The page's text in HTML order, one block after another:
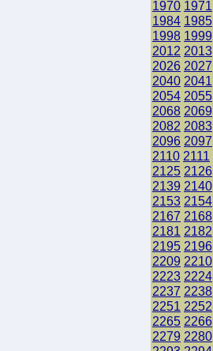
1970 1971
1984 1985
1998 1999
2012 2013
2026 2027
2040 2041
2054 2055
2068 2069
2082 2083
2096 2097
2110 2111
2125 2126
2139 2140
2153 2154
2167 2168
2181 2182
2195 2196
2209 2210
2223 2224
2237 2238
2251 2252
2265 2266
2279 2280